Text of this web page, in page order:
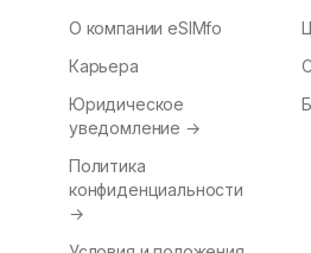
О компании eSIMfo
Карьера
Юридическое
уведомление →
Политика
конфиденциальности
→